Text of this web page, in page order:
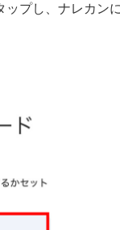
プし、ナレカン